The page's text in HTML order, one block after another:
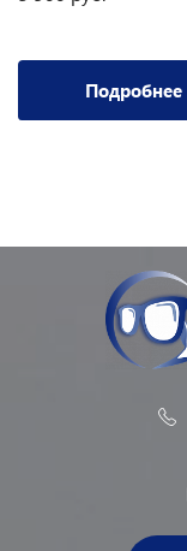
Подробнее